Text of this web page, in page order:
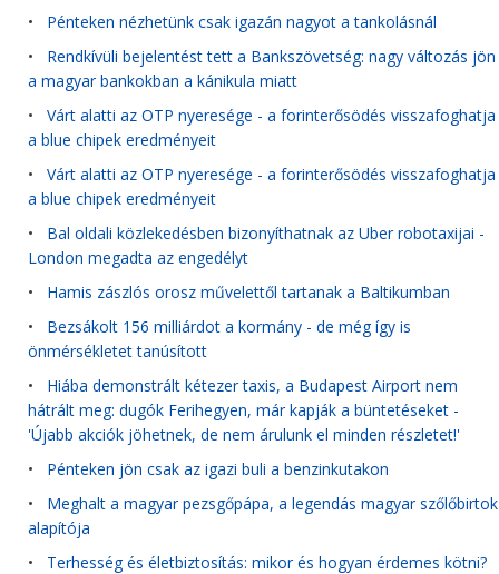
• Pénteken nézhetünk csak igazán nagyot a tankolásnál
• Rendkívüli bejelentést tett a Bankszövetség: nagy változás jön
a magyar bankokban a kánikula miatt
• Várt alatti az OTP nyeresége - a forinterősödés visszafoghatja
a blue chipek eredményeit
• Várt alatti az OTP nyeresége - a forinterősödés visszafoghatja
a blue chipek eredményeit
• Bal oldali közlekedésben bizonyíthatnak az Uber robotaxijai -
London megadta az engedélyt
• Hamis zászlós orosz művelettől tartanak a Baltikumban
• Bezsákolt 156 milliárdot a kormány - de még így is
önmérsékletet tanúsított
• Hiába demonstrált kétezer taxis, a Budapest Airport nem
hátrált meg: dugók Ferihegyen, már kapják a büntetéseket -
'Újabb akciók jöhetnek, de nem árulunk el minden részletet!'
• Pénteken jön csak az igazi buli a benzinkutakon
• Meghalt a magyar pezsgőpápa, a legendás magyar szőlőbirtok
alapítója
• Terhesség és életbiztosítás: mikor és hogyan érdemes kötni?